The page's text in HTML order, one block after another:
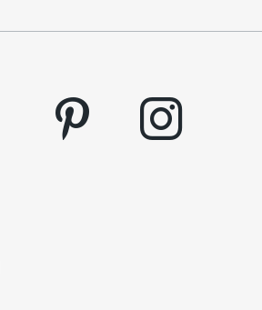
pinterest instagram